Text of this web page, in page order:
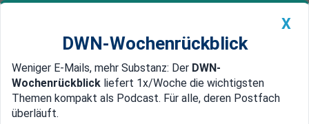
Newsticker MEIN DWN: Geldanlage Premium
Edelmetalle DWN-Magazin China
X
DWN-Wochenrückblick
Weniger E-Mails, mehr Substanz: Der DWN-
Wochenrückblick liefert 1x/Woche die wichtigsten
Themen kompakt als Podcast. Für alle, deren Postfach
überläuft.